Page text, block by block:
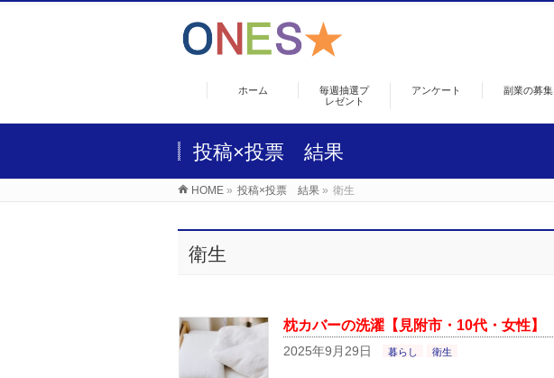
ホーム
毎週抽選プ
レゼント
アンケート 副業の募集
投稿×投票 結果
HOME » 投稿×投票 結果 » 衛生
衛生
枕カバーの洗濯【見附市・10代・女性】
2025年9月29日 暮らし 衛生